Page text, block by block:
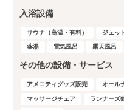
入浴設備
サウナ（高温・有料） ジェッ
薬湯 電気風呂 露天風呂
その他の設備・サービス
アメニティグッズ販売 オール
マッサージチェア ランナーズ